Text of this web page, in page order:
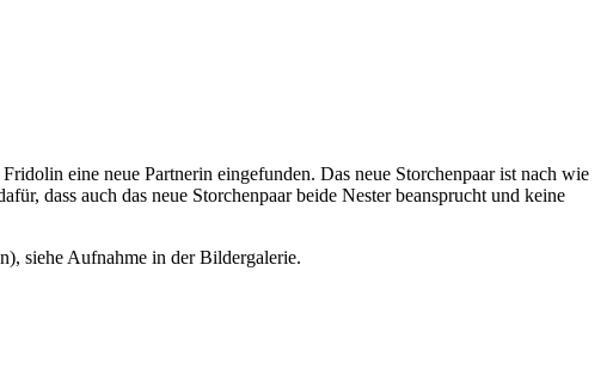
eine neue Partnerin eingefunden. Das neue Storchenpaar ist nach wie
dass auch das neue Storchenpaar beide Nester beansprucht und keine
siehe Aufnahme in der Bildergalerie.